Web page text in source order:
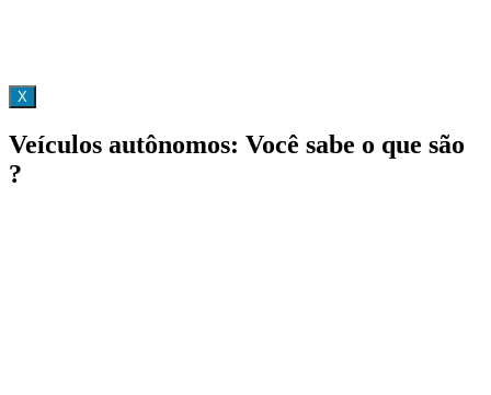
X
Veículos autônomos: Você sabe o que são
?